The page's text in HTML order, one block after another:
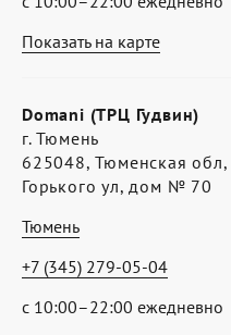
Показать на карте
Domani (ТРЦ Гудвин)
г. Тюмень
625048, Тюменская
Горького ул, дом № 70
Тюмень
с 10:00–22:00 ежедневно
+7 (345) 279-05-04